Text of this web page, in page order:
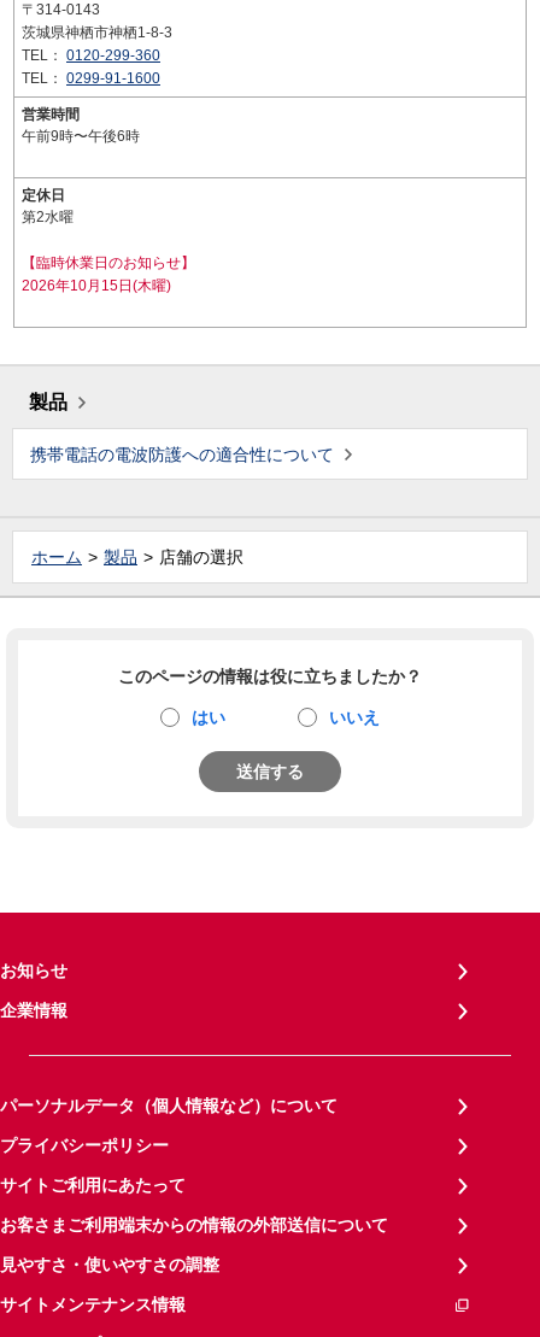
〒314-0143
茨城県神栖市神栖1-8-3
TEL： 0120-299-360
TEL： 0299-91-1600
営業時間
午前9時〜午後6時
定休日
第2水曜
【臨時休業日のお知らせ】
2026年10月15日(木曜)
製品
携帯電話の電波防護への適合性について
ホーム 製品 店舗の選択
このページの情報は役に立ちましたか？
はい いいえ
送信する
お知らせ
企業情報
パーソナルデータ（個人情報など）について
プライバシーポリシー
サイトご利用にあたって
お客さまご利用端末からの情報の外部送信について
見やすさ・使いやすさの調整
サイトメンテナンス情報